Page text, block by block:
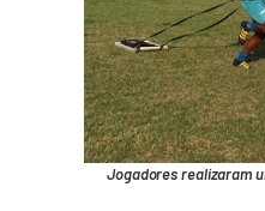
Jogadores realizaram